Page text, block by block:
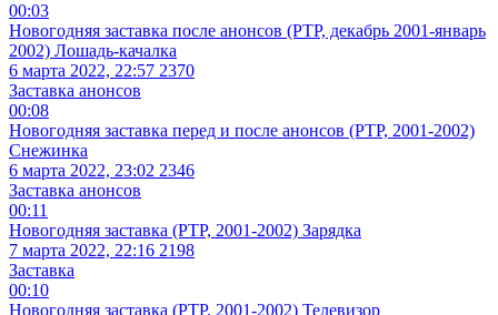
00:03
Новогодняя заставка после анонсов (РТР, декабрь 2001-январь
2002) Лошадь-качалка
6 марта 2022, 22:57 2370
Заставка анонсов
00:08
Новогодняя заставка перед и после анонсов (РТР, 2001-2002)
Снежинка
6 марта 2022, 23:02 2346
Заставка анонсов
00:11
Новогодняя заставка (РТР, 2001-2002) Зарядка
7 марта 2022, 22:16 2198
Заставка
00:10
Новогодняя заставка (РТР, 2001-2002) Телевизор